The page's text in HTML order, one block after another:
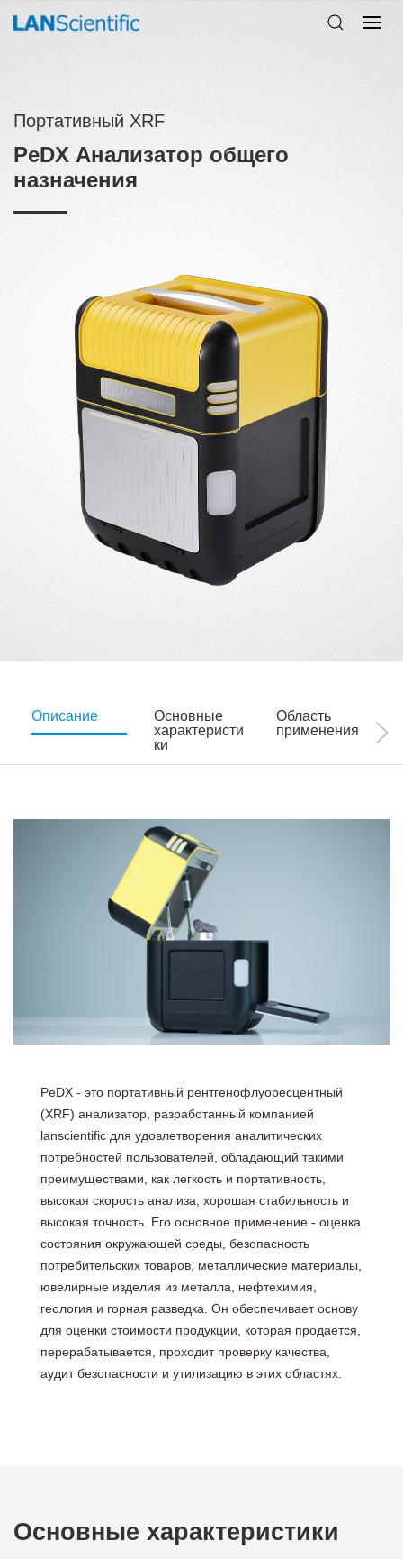
Портативный XRF
PeDX Анализатор общего
назначения
Описание
Основные
характеристи
ки
Область
применения
PeDX - это портативный рентгенофлуоресцентный
(XRF) анализатор, разработанный компанией
lanscientific для удовлетворения аналитических
потребностей пользователей, обладающий такими
преимуществами, как легкость и портативность,
высокая скорость анализа, хорошая стабильность и
высокая точность. Его основное применение - оценка
состояния окружающей среды, безопасность
потребительских товаров, металлические материалы,
ювелирные изделия из металла, нефтехимия,
геология и горная разведка. Он обеспечивает основу
для оценки стоимости продукции, которая продается,
перерабатывается, проходит проверку качества,
аудит безопасности и утилизацию в этих областях.
Основные характеристики